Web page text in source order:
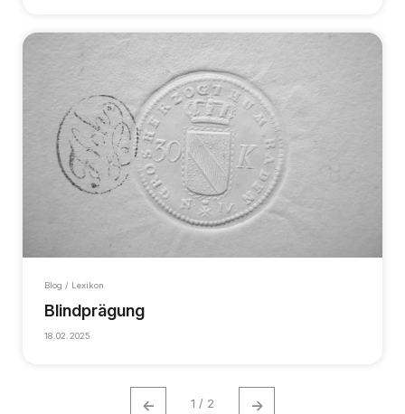
Blog / Lexikon
Blindprägung
18.02.2025
← 1 / 2 →